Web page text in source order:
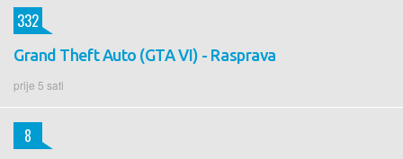
Grand Theft Auto (GTA VI) - Rasprava
prije 5 sati
332
8